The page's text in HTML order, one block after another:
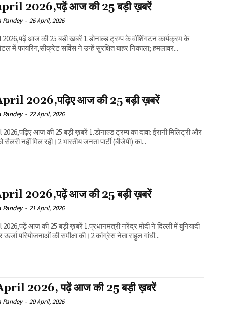
2026,पढ़ें आज की 25 बड़ी ख़बरें
Pandey - 26 April, 2026
आज की 25 बड़ी ख़बरें 1.डोनाल्ड ट्रम्प के वॉशिंगटन कार्यक्रम के
में फायरिंग,सीक्रेट सर्विस ने उन्हें सुरक्षित बाहर निकाला; हमलावर...
2026,पढ़िए आज की 25 बड़ी ख़बरें
Pandey - 22 April, 2026
आज की 25 बड़ी ख़बरें 1.डोनाल्ड ट्रम्प का दावा: ईरानी मिलिट्री और
सैलरी नहीं मिल रही।2.भारतीय जनता पार्टी (बीजेपी) का...
2026,पढ़ें आज की 25 बड़ी ख़बरें
Pandey - 21 April, 2026
की 25 बड़ी ख़बरें 1.प्रधानमंत्री नरेंद्र मोदी ने दिल्ली में बुनियादी
ऊर्जा परियोजनाओं की समीक्षा की।2.कांग्रेस नेता राहुल गांधी...
2026, पढ़ें आज की 25 बड़ी ख़बरें
Pandey - 20 April, 2026